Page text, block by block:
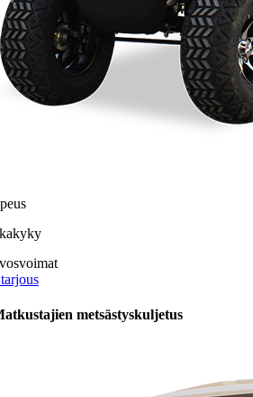
metsästyskuljetus